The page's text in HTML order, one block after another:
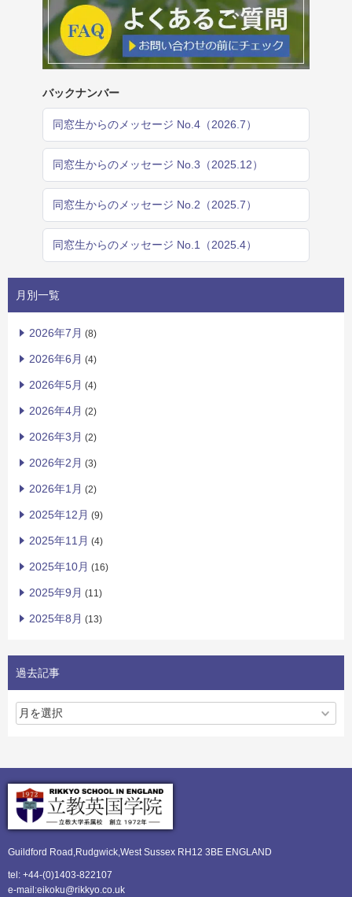
バックナンバー
同窓生からのメッセージ No.4（2026.7）
同窓生からのメッセージ No.3（2025.12）
同窓生からのメッセージ No.2（2025.7）
同窓生からのメッセージ No.1（2025.4）
月別一覧
2026年7月 (8)
2026年6月 (4)
2026年5月 (4)
2026年4月 (2)
2026年3月 (2)
2026年2月 (3)
2026年1月 (2)
2025年12月 (9)
2025年11月 (4)
2025年10月 (16)
2025年9月 (11)
2025年8月 (13)
過去記事
Guildford Road,Rudgwick,West Sussex RH12 3BE ENGLAND
tel: +44-(0)1403-822107
e-mail:eikoku@rikkyo.co.uk